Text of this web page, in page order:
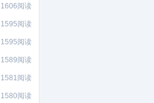
1606阅读
1595阅读
1595阅读
1589阅读
1581阅读
1580阅读